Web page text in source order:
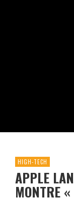
HIGH-TECH
APPLE
MONTRE